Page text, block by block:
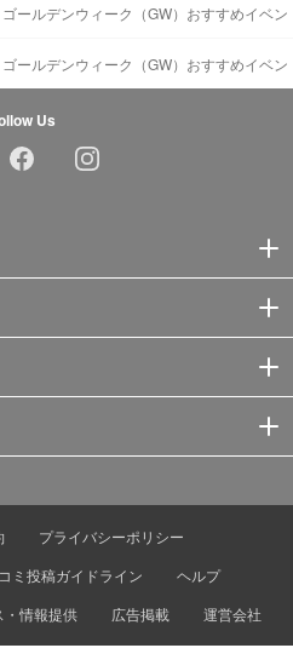
ゴールデンウィーク（GW）おすすめイベ
ゴールデンウィーク（GW）おすすめイベ
Us
プライバシーポリシー
ミ投稿ガイドライン
ヘルプ
・情報提供 広告掲載 運営会社